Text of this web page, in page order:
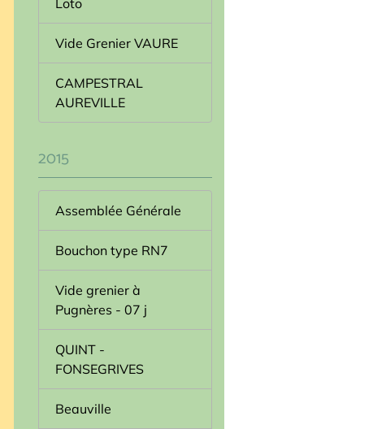
Vide Grenier VAURE
CAMPESTRAL
AUREVILLE
2015
Assemblée Générale
Bouchon type RN7
Vide grenier à
Pugnères - 07 j
QUINT -
FONSEGRIVES
Beauville